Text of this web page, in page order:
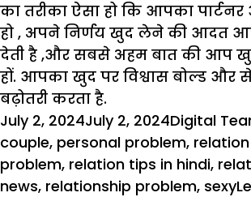
का तरीका ऐसा हो कि आपका
हो , अपने निर्णय खुद लेने की आदत
देती है ,और सबसे अहम बात की आप
हों. आपका खुद पर विश्वास बोल्ड
बढ़ोतरी करता है.
Posted
on
July 2, 2024July 2, 2024Author
Digital
couple, personal problem,
problem, relation tips in hindi,
news, relationship problem, sexy